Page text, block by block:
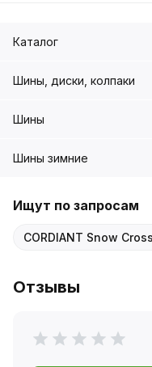
Каталог
Шины, диски, колпаки
Шины
Шины зимние
Ищут по запросам
CORDIANT Snow
Отзывы